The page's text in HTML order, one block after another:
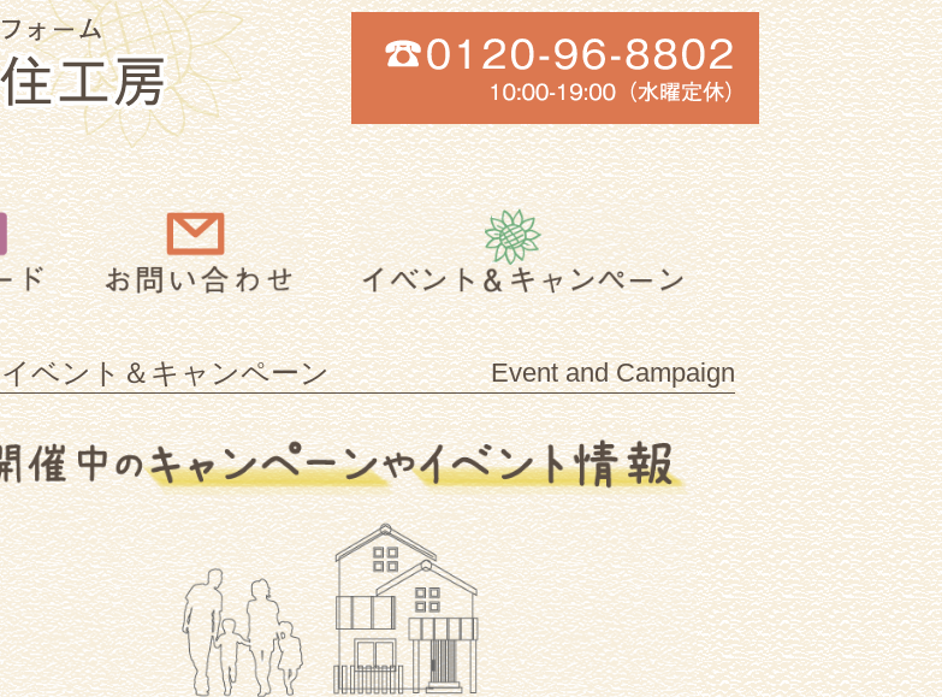
イベント＆キャンペーン Event and Campaign